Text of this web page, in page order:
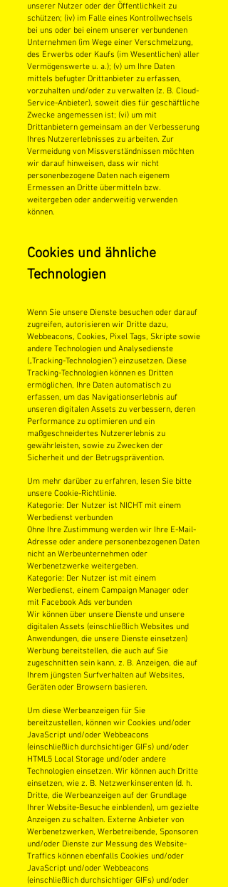
unserer Nutzer oder der Öffentlichkeit zu
schützen; (iv) im Falle eines Kontrollwechsels
bei uns oder bei einem unserer verbundenen
Unternehmen (im Wege einer Verschmelzung,
des Erwerbs oder Kaufs (im Wesentlichen) aller
Vermögenswerte u. a.); (v) um Ihre Daten
mittels befugter Drittanbieter zu erfassen,
vorzuhalten und/oder zu verwalten (z. B. Cloud-
Service-Anbieter), soweit dies für geschäftliche
Zwecke angemessen ist; (vi) um mit
Drittanbietern gemeinsam an der Verbesserung
Ihres Nutzererlebnisses zu arbeiten. Zur
Vermeidung von Missverständnissen möchten
wir darauf hinweisen, dass wir nicht
personenbezogene Daten nach eigenem
Ermessen an Dritte übermitteln bzw.
weitergeben oder anderweitig verwenden
können.
Cookies und ähnliche
Technologien
Wenn Sie unsere Dienste besuchen oder darauf
zugreifen, autorisieren wir Dritte dazu,
Webbeacons, Cookies, Pixel Tags, Skripte sowie
andere Technologien und Analysedienste
(„Tracking-Technologien“) einzusetzen. Diese
Tracking-Technologien können es Dritten
ermöglichen, Ihre Daten automatisch zu
erfassen, um das Navigationserlebnis auf
unseren digitalen Assets zu verbessern, deren
Performance zu optimieren und ein
maßgeschneidertes Nutzererlebnis zu
gewährleisten, sowie zu Zwecken der
Sicherheit und der Betrugsprävention.
Um mehr darüber zu erfahren, lesen Sie bitte
unsere Cookie-Richtlinie.
Kategorie: Der Nutzer ist NICHT mit einem
Werbedienst verbunden
Ohne Ihre Zustimmung werden wir Ihre E-Mail-
Adresse oder andere personenbezogenen Daten
nicht an Werbeunternehmen oder
Werbenetzwerke weitergeben.
Kategorie: Der Nutzer ist mit einem
Werbedienst, einem Campaign Manager oder
mit Facebook Ads verbunden
Wir können über unsere Dienste und unsere
digitalen Assets (einschließlich Websites und
Anwendungen, die unsere Dienste einsetzen)
Werbung bereitstellen, die auch auf Sie
zugeschnitten sein kann, z. B. Anzeigen, die auf
Ihrem jüngsten Surfverhalten auf Websites,
Geräten oder Browsern basieren.
Um diese Werbeanzeigen für Sie
bereitzustellen, können wir Cookies und/oder
JavaScript und/oder Webbeacons
(einschließlich durchsichtiger GIFs) und/oder
HTML5 Local Storage und/oder andere
Technologien einsetzen. Wir können auch Dritte
einsetzen, wie z. B. Netzwerkinserenten (d. h.
Dritte, die Werbeanzeigen auf der Grundlage
Ihrer Website-Besuche einblenden), um gezielte
Anzeigen zu schalten. Externe Anbieter von
Werbenetzwerken, Werbetreibende, Sponsoren
und/oder Dienste zur Messung des Website-
Traffics können ebenfalls Cookies und/oder
JavaScript und/oder Webbeacons
(einschließlich durchsichtiger GIFs) und/oder